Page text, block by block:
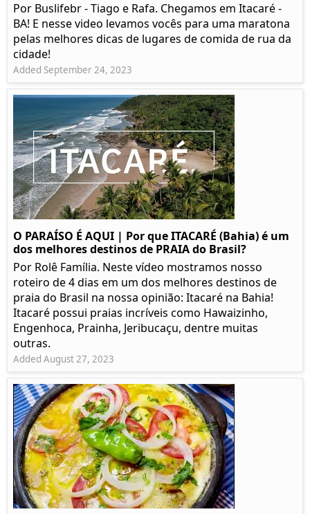
Por Buslifebr - Tiago e Rafa. Chegamos em Itacaré -
BA! E nesse video levamos vocês para uma maratona
pelas melhores dicas de lugares de comida de rua da
cidade!
Added September 24, 2023
O PARAÍSO É AQUI | Por que ITACARÉ (Bahia) é um
dos melhores destinos de PRAIA do Brasil?
Por Rolê Família. Neste vídeo mostramos nosso
roteiro de 4 dias em um dos melhores destinos de
praia do Brasil na nossa opinião: Itacaré na Bahia!
Itacaré possui praias incríveis como Hawaizinho,
Engenhoca, Prainha, Jeribucaçu, dentre muitas
outras.
Added August 27, 2023